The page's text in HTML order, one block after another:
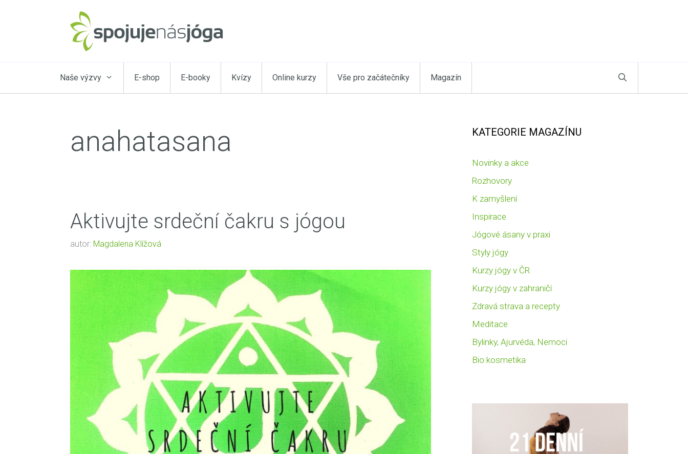
Naše výzvy E-shop E-booky Kvízy Online kurzy Vše pro začátečníky Magazín
anahatasana
Aktivujte srdeční čakru s jógou
autor: Magdalena Klížová
KATEGORIE MAGAZÍNU
Novinky a akce
Rozhovory
K zamyšlení
Inspirace
Jógové ásany v praxi
Styly jógy
Kurzy jógy v ČR
Kurzy jógy v zahraničí
Zdravá strava a recepty
Meditace
Bylinky, Ajurvéda, Nemoci
Bio kosmetika